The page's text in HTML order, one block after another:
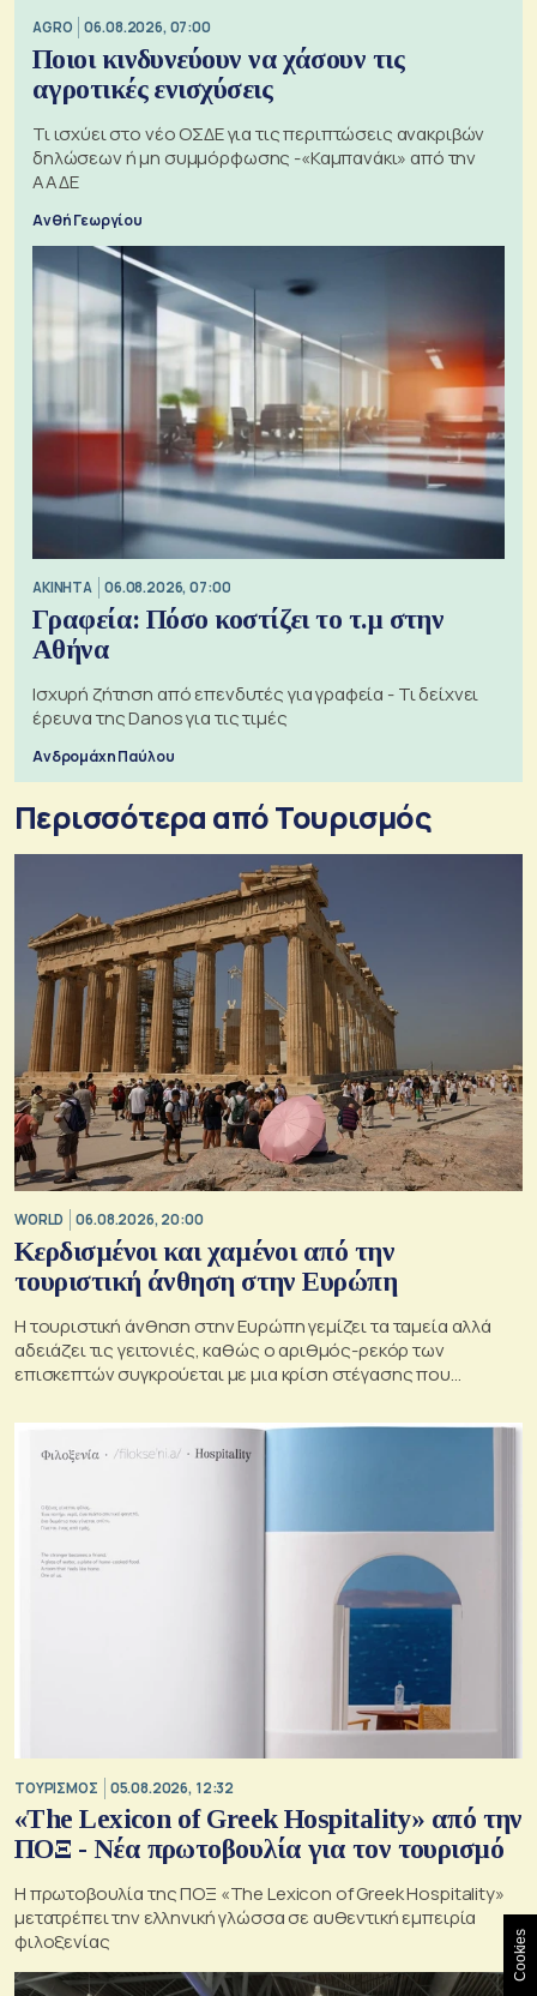
AGRO 06.08.2026, 07:00
Ποιοι κινδυνεύουν να χάσουν τις
αγροτικές ενισχύσεις
Τι ισχύει στο νέο ΟΣΔΕ για τις περιπτώσεις ανακριβών
δηλώσεων ή μη συμμόρφωσης -«Καμπανάκι» από την
ΑΑΔΕ
Ανθή Γεωργίου
ΑΚΙΝΗΤΑ 06.08.2026, 07:00
Γραφεία: Πόσο κοστίζει το τ.μ στην
Αθήνα
Ισχυρή ζήτηση από επενδυτές για γραφεία - Τι δείχνει
έρευνα της Danos για τις τιμές
Ανδρομάχη Παύλου
Περισσότερα από Τουρισμός
WORLD 06.08.2026, 20:00
Κερδισμένοι και χαμένοι από την
τουριστική άνθηση στην Ευρώπη
Η τουριστική άνθηση στην Ευρώπη γεμίζει τα ταμεία αλλά
αδειάζει τις γειτονιές, καθώς ο αριθμός-ρεκόρ των
επισκεπτών συγκρούεται με μια κρίση στέγασης που
ΤΟΥΡΙΣΜΟΣ 05.08.2026, 12:32
«The Lexicon of Greek Hospitality» από την
ΠΟΞ - Νέα πρωτοβουλία για τον τουρισμό
Η πρωτοβουλία της ΠΟΞ «The Lexicon of Greek Hospitality»
μετατρέπει την ελληνική γλώσσα σε αυθεντική εμπειρία
φιλοξενίας
Cookies